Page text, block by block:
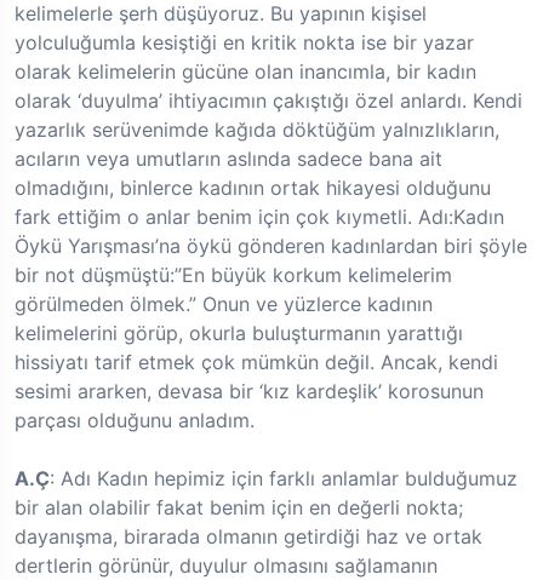
kelimelerle şerh düşüyoruz. Bu yapının kişisel
yolculuğumla kesiştiği en kritik nokta ise bir yazar
olarak kelimelerin gücüne olan inancımla, bir kadın
olarak ‘duyulma’ ihtiyacımın çakıştığı özel anlardı. Kendi
yazarlık serüvenimde kağıda döktüğüm yalnızlıkların,
acıların veya umutların aslında sadece bana ait
olmadığını, binlerce kadının ortak hikayesi olduğunu
fark ettiğim o anlar benim için çok kıymetli. Adı:Kadın
Öykü Yarışması’na öykü gönderen kadınlardan biri şöyle
bir not düşmüştü:”En büyük korkum kelimelerim
görülmeden ölmek.” Onun ve yüzlerce kadının
kelimelerini görüp, okurla buluşturmanın yarattığı
hissiyatı tarif etmek çok mümkün değil. Ancak, kendi
sesimi ararken, devasa bir ‘kız kardeşlik’ korosunun
parçası olduğunu anladım.
A.Ç: Adı Kadın hepimiz için farklı anlamlar bulduğumuz
bir alan olabilir fakat benim için en değerli nokta;
dayanışma, birarada olmanın getirdiği haz ve ortak
dertlerin görünür, duyulur olmasını sağlamanın